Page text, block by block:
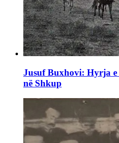
Jusuf Buxhovi: Hyrja e
në Shkup